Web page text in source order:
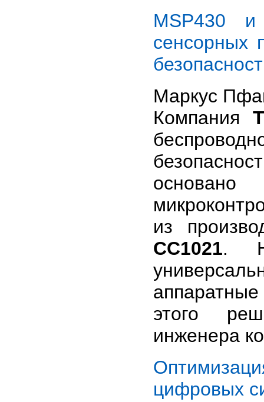
MSP430 и
сенсорных
Маркус
Компания
из
СС1021.
этого
инженера
цифровых